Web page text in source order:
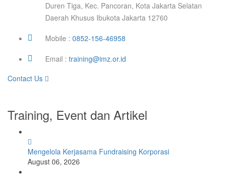
Duren Tiga, Kec. Pancoran, Kota Jakarta Selatan
Daerah Khusus Ibukota Jakarta 12760
Mobile : 0852-156-46958
Email : training@imz.or.id
Contact Us
Training, Event dan Artikel
Mengelola Kerjasama Fundraising Korporasi
August 06, 2026